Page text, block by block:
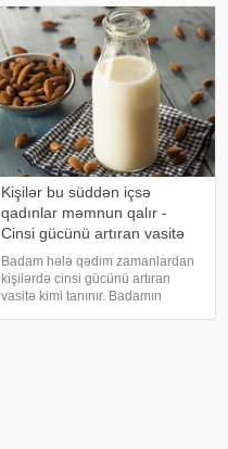
qabiliyyətini və həyat tonusunu
yüksəldir. 3.Qara zirəni
Kişilər bu süddən içsə
qadınlar məmnun qalır -
Cinsi gücünü artıran vasitə
Badam hələ qədim zamanlardan
kişilərdə cinsi gücünü artıran
vasitə kimi tanınır. Badamın